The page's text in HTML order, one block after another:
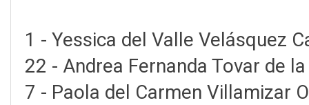
1 - Yessica del Valle Velásquez
22 - Andrea Fernanda Tovar de
7 - Paola del Carmen Villamizar